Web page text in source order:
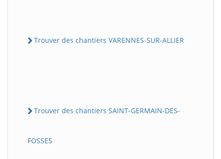
Trouver des chantiers VARENNES-SUR-ALLIER
Trouver des chantiers SAINT-GERMAIN-DES-
FOSSES